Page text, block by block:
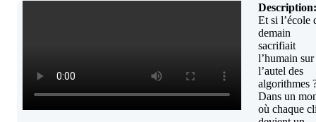
Description:
Et si l’école
demain
sacrifiait
l’humain sur
l’autel des
algorithmes
Dans un
où chaque